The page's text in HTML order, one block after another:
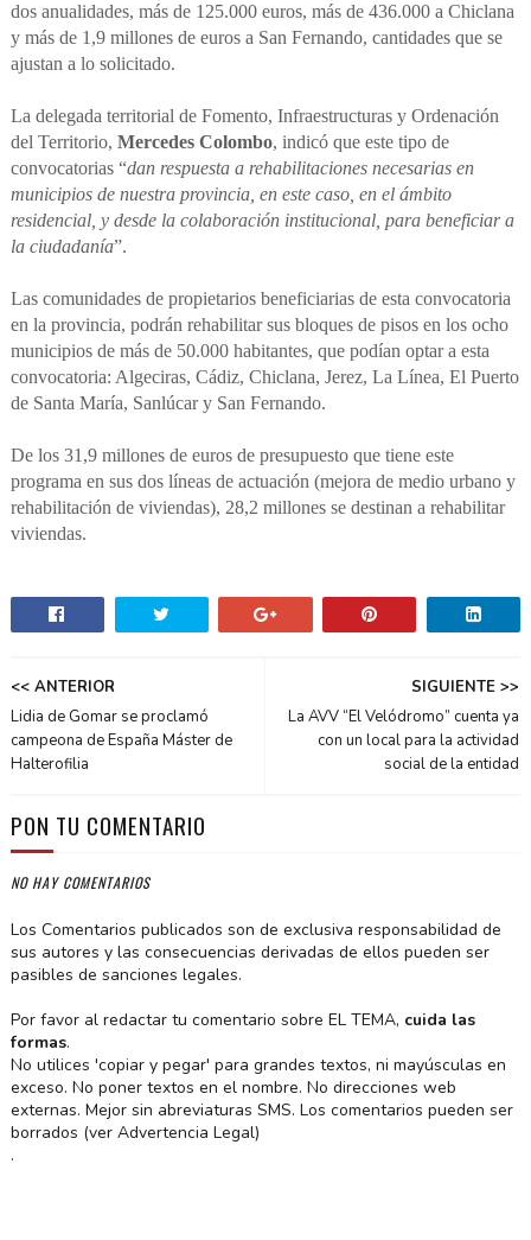
dos anualidades, más de 125.000 euros, más de 436.000 a Chiclana
y más de 1,9 millones de euros a San Fernando, cantidades que se
ajustan a lo solicitado.
La delegada territorial de Fomento, Infraestructuras y Ordenación
del Territorio, Mercedes Colombo, indicó que este tipo de
convocatorias “dan respuesta a rehabilitaciones necesarias en
municipios de nuestra provincia, en este caso, en el ámbito
residencial, y desde la colaboración institucional, para beneficiar a
la ciudadanía”.
Las comunidades de propietarios beneficiarias de esta convocatoria
en la provincia, podrán rehabilitar sus bloques de pisos en los ocho
municipios de más de 50.000 habitantes, que podían optar a esta
convocatoria: Algeciras, Cádiz, Chiclana, Jerez, La Línea, El Puerto
de Santa María, Sanlúcar y San Fernando.
De los 31,9 millones de euros de presupuesto que tiene este
programa en sus dos líneas de actuación (mejora de medio urbano y
rehabilitación de viviendas), 28,2 millones se destinan a rehabilitar
viviendas.
SIGUIENTE >>
La AVV “El Velódromo” cuenta ya
con un local para la actividad
social de la entidad
<< ANTERIOR
Lidia de Gomar se proclamó
campeona de España Máster de
Halterofilia
PON TU COMENTARIO
NO HAY COMENTARIOS
Los Comentarios publicados son de exclusiva responsabilidad de
sus autores y las consecuencias derivadas de ellos pueden ser
pasibles de sanciones legales.
Por favor al redactar tu comentario sobre EL TEMA, cuida las
formas.
No utilices 'copiar y pegar' para grandes textos, ni mayúsculas en
exceso. No poner textos en el nombre. No direcciones web
externas. Mejor sin abreviaturas SMS. Los comentarios pueden ser
borrados (ver Advertencia Legal)
.